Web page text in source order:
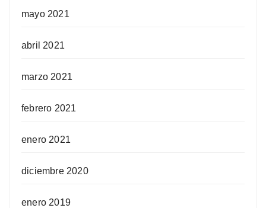
mayo 2021
abril 2021
marzo 2021
febrero 2021
enero 2021
diciembre 2020
enero 2019